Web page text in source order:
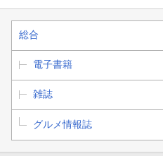
総合
電子書籍
雑誌
グルメ情報誌